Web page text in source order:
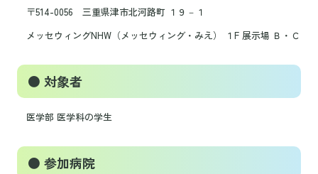
〒514-0056 三重県津市北河路町 １９－１
メッセウィングNHW（メッセウィング・みえ） １F 展示場 Ｂ・Ｃ
● 対象者
医学部 医学科の学生
● 参加病院